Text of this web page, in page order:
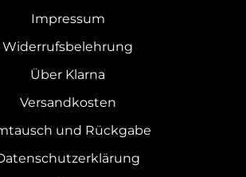
Impressum
Widerrufsbelehrung
Über Klarna
Versandkosten
und Rückgabe